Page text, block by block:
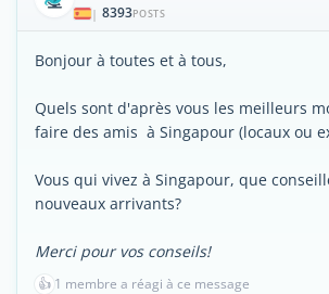
| 8393POSTS
Bonjour à toutes et à tous,
Quels sont d'après vous les meilleurs
faire des amis à Singapour (locaux ou
Vous qui vivez à Singapour, que
nouveaux arrivants?
Merci pour vos conseils!
👍 1 membre a réagi à ce message